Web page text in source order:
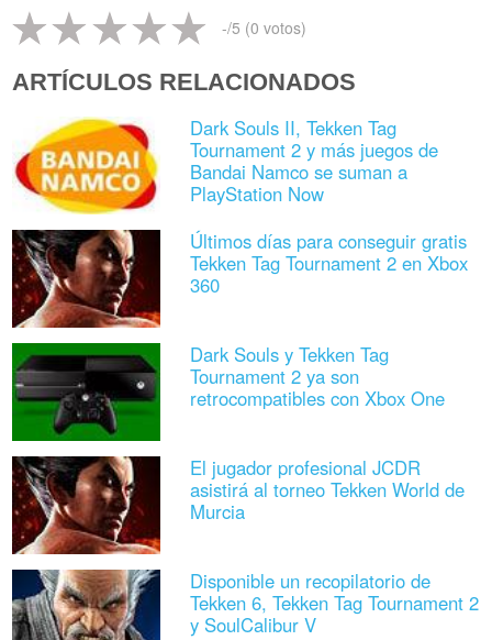
-/5 (0 votos)
ARTÍCULOS RELACIONADOS
Dark Souls II, Tekken Tag
Tournament 2 y más juegos de
Bandai Namco se suman a
PlayStation Now
Últimos días para conseguir gratis
Tekken Tag Tournament 2 en Xbox
360
Dark Souls y Tekken Tag
Tournament 2 ya son
retrocompatibles con Xbox One
El jugador profesional JCDR
asistirá al torneo Tekken World de
Murcia
Disponible un recopilatorio de
Tekken 6, Tekken Tag Tournament 2
y SoulCalibur V